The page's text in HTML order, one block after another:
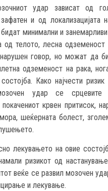
удар зависат од
и од локализацијата
минимални и
од телото, лесна одземеност
говор, но можат да
одземеност на рака,
Како најчести
удар се срцевите
покачениот крвен притисок,
шеќерната болест,
пушењето.
лекувањето на овие
ризикот од
веќе се развил мозочен
и лекување.